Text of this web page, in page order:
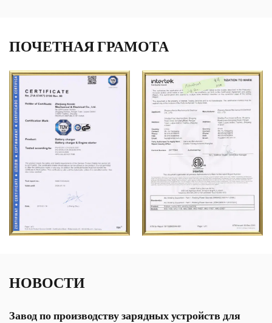
ПОЧЕТНАЯ ГРАМОТА
НОВОСТИ
Завод по производству зарядных устройств для